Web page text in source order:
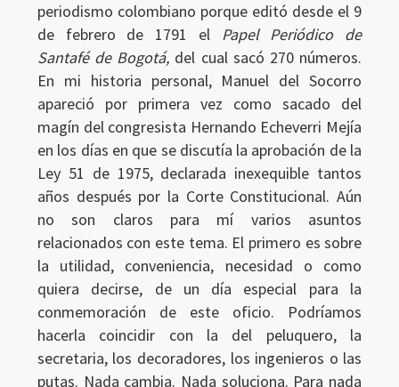
periodismo colombiano porque editó desde el 9
de febrero de 1791 el Papel Periódico de
Santafé de Bogotá, del cual sacó 270 números.
En mi historia personal, Manuel del Socorro
apareció por primera vez como sacado del
magín del congresista Hernando Echeverri Mejía
en los días en que se discutía la aprobación de la
Ley 51 de 1975, declarada inexequible tantos
años después por la Corte Constitucional. Aún
no son claros para mí varios asuntos
relacionados con este tema. El primero es sobre
la utilidad, conveniencia, necesidad o como
quiera decirse, de un día especial para la
conmemoración de este oficio. Podríamos
hacerla coincidir con la del peluquero, la
secretaria, los decoradores, los ingenieros o las
putas. Nada cambia. Nada soluciona. Para nada